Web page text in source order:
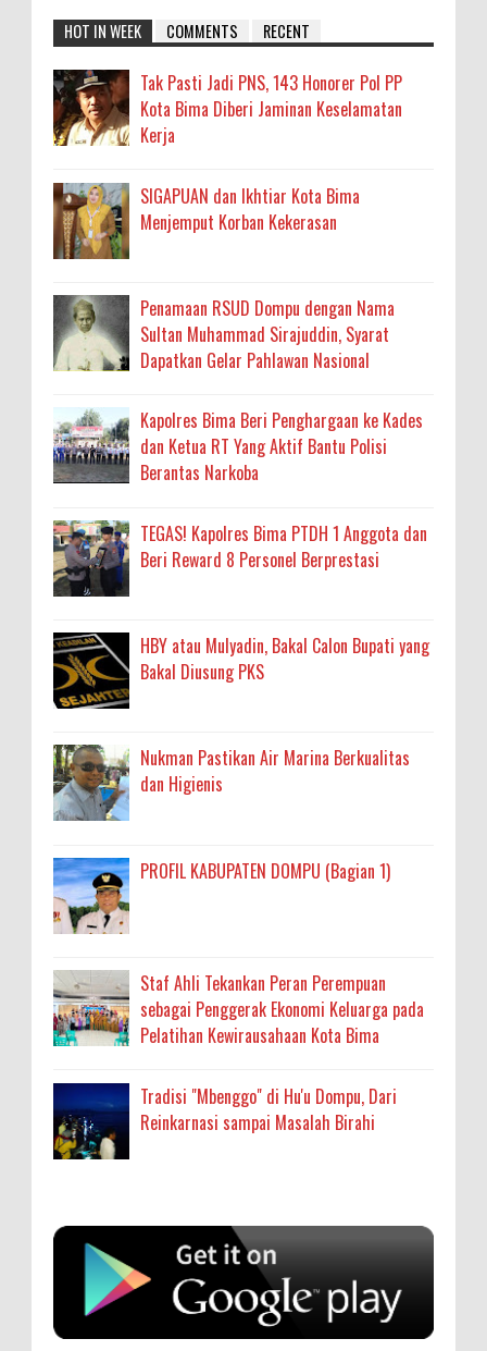
HOT IN WEEK COMMENTS RECENT
Tak Pasti Jadi PNS, 143 Honorer Pol PP
Kota Bima Diberi Jaminan Keselamatan
Kerja
SIGAPUAN dan Ikhtiar Kota Bima
Menjemput Korban Kekerasan
Penamaan RSUD Dompu dengan Nama
Sultan Muhammad Sirajuddin, Syarat
Dapatkan Gelar Pahlawan Nasional
Kapolres Bima Beri Penghargaan ke Kades
dan Ketua RT Yang Aktif Bantu Polisi
Berantas Narkoba
TEGAS! Kapolres Bima PTDH 1 Anggota dan
Beri Reward 8 Personel Berprestasi
HBY atau Mulyadin, Bakal Calon Bupati yang
Bakal Diusung PKS
Nukman Pastikan Air Marina Berkualitas
dan Higienis
PROFIL KABUPATEN DOMPU (Bagian 1)
Staf Ahli Tekankan Peran Perempuan
sebagai Penggerak Ekonomi Keluarga pada
Pelatihan Kewirausahaan Kota Bima
Tradisi "Mbenggo" di Hu'u Dompu, Dari
Reinkarnasi sampai Masalah Birahi
Anonymous
sumbu pdk nh org
SIGAPUAN dan Ikhtiar Kota Bima Menjemput
Korban Kekerasan
Oleh: MardiaturrahmahAdministrasi Kesehatan
Ahli Madya, Dinas Kesehatan... read more